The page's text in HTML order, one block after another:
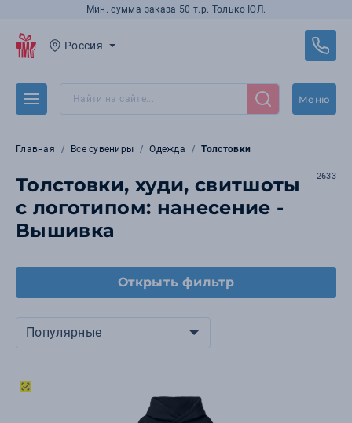
Мин. сумма заказа 50 т.р. Только ЮЛ.
Россия
Меню
Главная Все сувениры Одежда Толстовки
Толстовки, худи, свитшоты
с логотипом: нанесение -
Вышивка
2633
Открыть фильтр
Популярные